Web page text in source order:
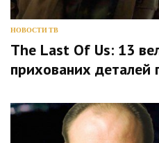
НОВОСТИ ТВ
The Last Of Us: 13
прихованих деталей